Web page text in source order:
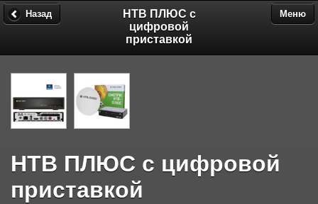
НТВ ПЛЮС с
цифровой
приставкой
Назад Меню
НТВ ПЛЮС с цифровой
приставкой